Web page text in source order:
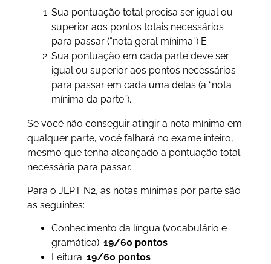
Sua pontuação total precisa ser igual ou
superior aos pontos totais necessários
para passar (“nota geral mínima”) E
Sua pontuação em cada parte deve ser
igual ou superior aos pontos necessários
para passar em cada uma delas (a “nota
mínima da parte”).
Se você não conseguir atingir a nota mínima em
qualquer parte, você falhará no exame inteiro,
mesmo que tenha alcançado a pontuação total
necessária para passar.
Para o JLPT N2, as notas mínimas por parte são
as seguintes:
Conhecimento da língua (vocabulário e
gramática): 19/60 pontos
Leitura: 19/60 pontos